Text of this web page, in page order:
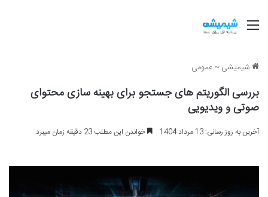
منو
شیمیشی~عمومی
بررسی الگوریتم های جستجو برای بهینه سازی محتوای
صوتی و ویدیویی
آخرین به روز رسانی: 13 مرداد 1404 خواندن این مطلب 23 دقیقه زمان میبرد